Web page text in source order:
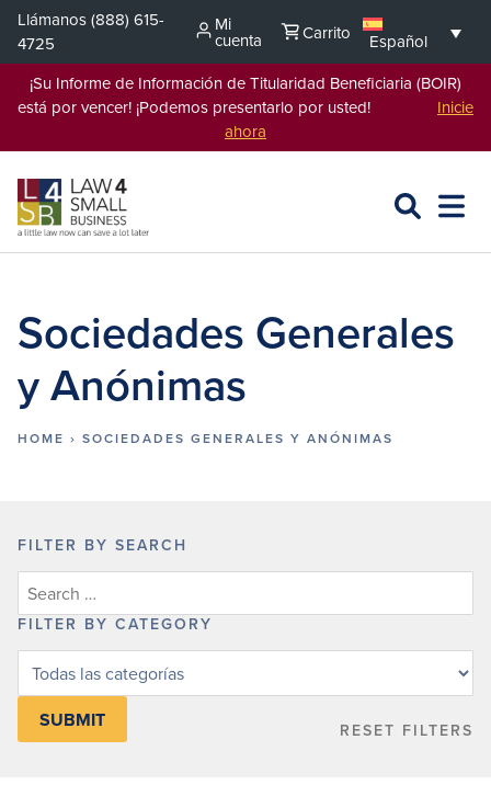
Saltar
contenido
Llámanos(888) 615-
4725
Mi
cuenta Carrito
Español
¡Su Informe de Información de Titularidad Beneficiaria (BOIR)
está por vencer! ¡Podemos presentarlo por usted! Inicie
ahora
BUSCAR
L4SB
ABRIR
Sociedades Generales
y Anónimas
HOME › SOCIEDADES GENERALES Y ANÓNIMAS
FILTER BY SEARCH
FILTER BY CATEGORY
Filter
category
RESET FILTERS